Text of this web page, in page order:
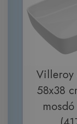
Villeroy
58x38